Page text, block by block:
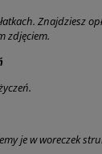
Znajdziesz
zdjęciem.
je w woreczek